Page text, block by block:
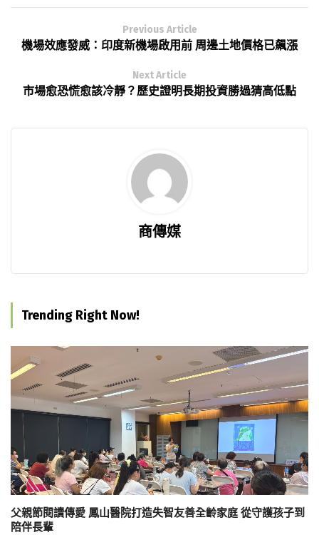
Previous Article
機場效應發威：印度新機場啟用前 周邊土地價格已飆漲
Next Article
市場愈恐慌愈該冷靜？歷史證明長期投資勝過猜高低點
商傳媒
Trending Right Now!
父親節閱讀傳愛 鳳山醫院打造失智友善全齡家庭 從守護孩子到
陪伴長輩